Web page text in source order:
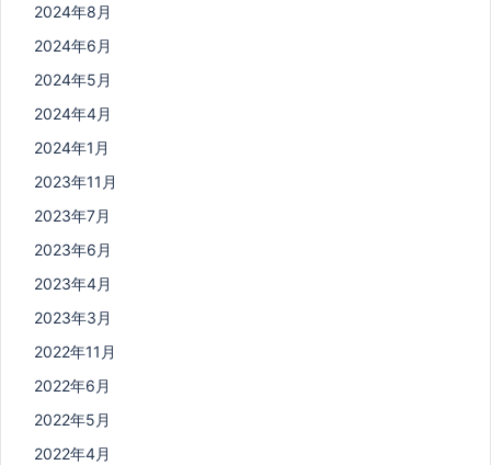
2024年8月
2024年6月
2024年5月
2024年4月
2024年1月
2023年11月
2023年7月
2023年6月
2023年4月
2023年3月
2022年11月
2022年6月
2022年5月
2022年4月